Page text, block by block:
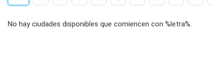
No hay ciudades disponibles que comiencen con %letra%.